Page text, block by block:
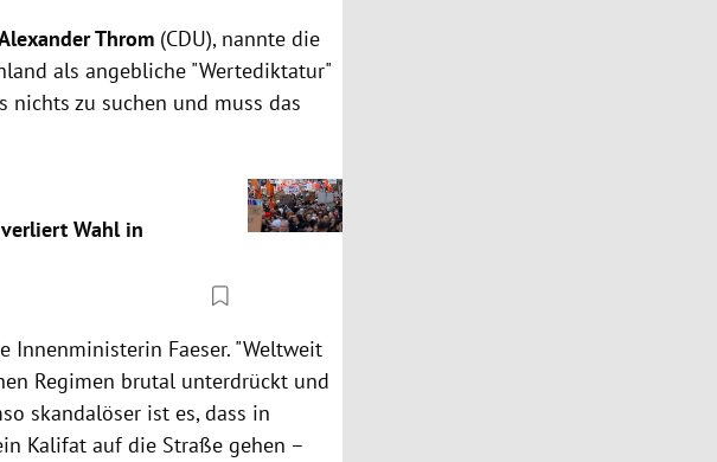
Throm (CDU), nannte die
als angebliche "Wertediktatur"
nichts zu suchen und muss das
Wahl in
Innenministerin Faeser. "Weltweit
Regimen brutal unterdrückt und
skandalöser ist es, dass in
Kalifat auf die Straße gehen –